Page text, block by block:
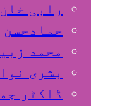
رابی
حمادحسن
محمد
بشری
ڈاکٹر